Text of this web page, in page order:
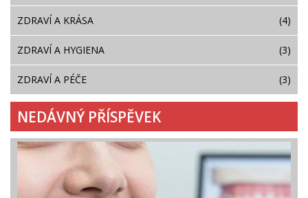
ZDRAVÍ A KRÁSA (4)
ZDRAVÍ A HYGIENA (3)
ZDRAVÍ A PÉČE (3)
NEDÁVNÝ PŘÍSPĚVEK